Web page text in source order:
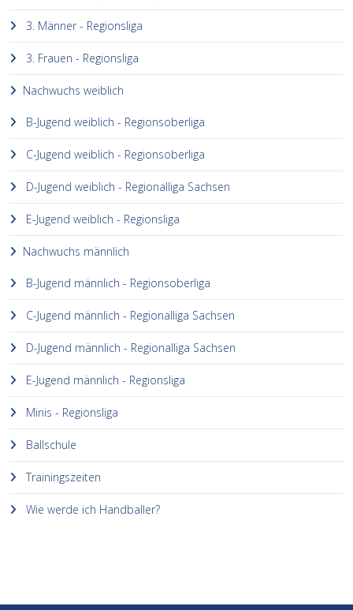
3. Männer - Regionsliga
3. Frauen - Regionsliga
Nachwuchs weiblich
B-Jugend weiblich - Regionsoberliga
C-Jugend weiblich - Regionsoberliga
D-Jugend weiblich - Regionalliga Sachsen
E-Jugend weiblich - Regionsliga
Nachwuchs männlich
B-Jugend männlich - Regionsoberliga
C-Jugend männlich - Regionalliga Sachsen
D-Jugend männlich - Regionalliga Sachsen
E-Jugend männlich - Regionsliga
Minis - Regionsliga
Ballschule
Trainingszeiten
Wie werde ich Handballer?